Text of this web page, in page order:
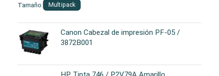
Tamaño: Multipack
Canon Cabezal de impresión PF-05 /
3872B001